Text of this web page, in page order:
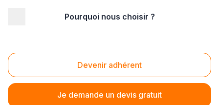
Pourquoi nous choisir ?
Devenir adhérent
Je demande un devis gratuit
Station-service Meuse (55)